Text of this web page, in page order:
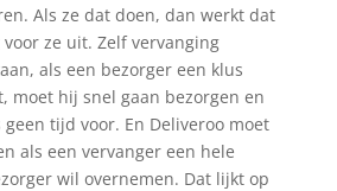
Als ze dat doen, dan werkt dat
ze uit. Zelf vervanging
als een bezorger een klus
moet hij snel gaan bezorgen en
tijd voor. En Deliveroo moet
als een vervanger een hele
wil overnemen. Dat lijkt op